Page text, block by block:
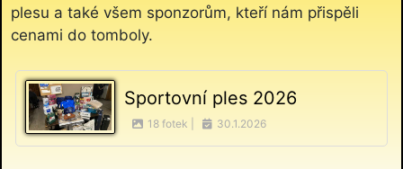
plesu a také všem sponzorům, kteří nám přispěli
cenami do tomboly.
Sportovní ples 2026
18 fotek | 30.1.2026